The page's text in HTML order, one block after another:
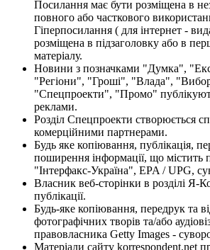
Посилання має бути розміщена в
повного або часткового
Гіперпосилання ( для інтернет -
розміщена в підзаголовку або в
матеріалу.
Новини з позначками "Думка",
"Регіони", "Гроші", "Влада",
"Спецпроекти", "Промо"
реклами.
Розділ Спецпроекти створюється
комерційними партнерами.
Будь яке копіювання, публікація,
поширення інформації, що містить
"Інтерфакс-Україна", EPA / UPG,
Власник веб-сторінки в розділі Я-
публікації.
Будь-яке копіювання, передрук та
фотографічних творів та/або
правовласника Getty Images -
Матеріали сайту korrespondent.net